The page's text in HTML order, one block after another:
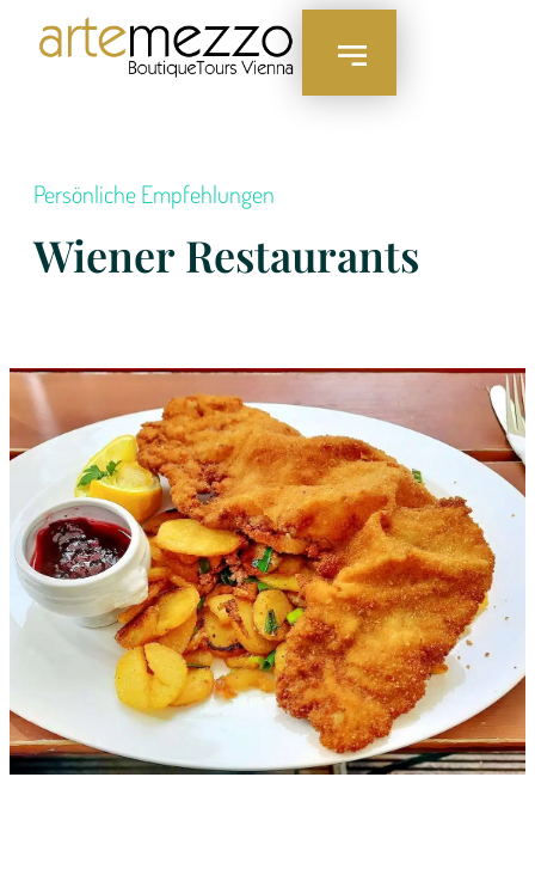
springen
Persönliche Empfehlungen
Wiener Restaurants